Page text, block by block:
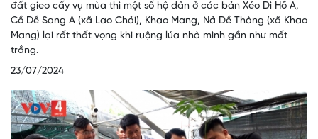
đất gieo cấy vụ mùa thì một số hộ dân ở các bản Xéo Dì Hồ A,
Cồ Dề Sang A (xã Lao Chải), Khao Mang, Nả Dề Thàng (xã Khao
Mang) lại rất thất vọng khi ruộng lúa nhà mình gần như mất
trắng.
23/07/2024